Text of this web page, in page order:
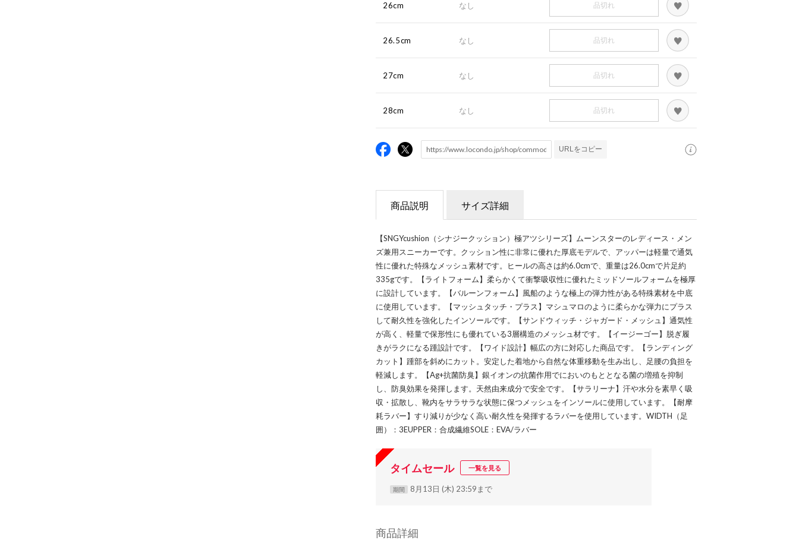
26cm なし 品切れ
26.5cm なし 品切れ
27cm なし 品切れ
28cm なし 品切れ
URLをコピー
商品説明 サイズ詳細
【SNGYcushion（シナジークッション）極アツシリーズ】ムーンスターのレディース・メン
ズ兼用スニーカーです。クッション性に非常に優れた厚底モデルで、アッパーは軽量で通気
性に優れた特殊なメッシュ素材です。ヒールの高さは約6.0cmで、重量は26.0cmで片足約
335gです。【ライトフォーム】柔らかくて衝撃吸収性に優れたミッドソールフォームを極厚
に設計しています。【バルーンフォーム】風船のような極上の弾力性がある特殊素材を中底
に使用しています。【マッシュタッチ・プラス】マシュマロのように柔らかな弾力にプラス
して耐久性を強化したインソールです。【サンドウィッチ・ジャガード・メッシュ】通気性
が高く、軽量で保形性にも優れている3層構造のメッシュ材です。【イージーゴー】脱ぎ履
きがラクになる踵設計です。【ワイド設計】幅広の方に対応した商品です。【ランディング
カット】踵部を斜めにカット。安定した着地から自然な体重移動を生み出し、足腰の負担を
軽減します。【Ag+抗菌防臭】銀イオンの抗菌作用でにおいのもととなる菌の増殖を抑制
し、防臭効果を発揮します。天然由来成分で安全です。【サラリーナ】汗や水分を素早く吸
収・拡散し、靴内をサラサラな状態に保つメッシュをインソールに使用しています。【耐摩
耗ラバー】すり減りが少なく高い耐久性を発揮するラバーを使用しています。WIDTH（足
囲）：3EUPPER：合成繊維SOLE：EVA/ラバー
タイムセール 一覧を見る
期間 8月13日 (木) 23:59まで
商品詳細